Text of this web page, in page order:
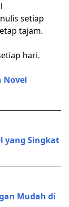
setiap
tajam.
hari.
Novel
yang Singkat
Mudah di